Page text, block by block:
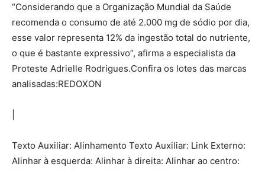
“Considerando que a Organização Mundial da Saúde
recomenda o consumo de até 2.000 mg de sódio por dia,
esse valor representa 12% da ingestão total do nutriente,
o que é bastante expressivo”, afirma a especialista da
Proteste Adrielle Rodrigues.Confira os lotes das marcas
analisadas:REDOXON
Texto Auxiliar: Alinhamento Texto Auxiliar: Link Externo:
Alinhar à esquerda: Alinhar à direita: Alinhar ao centro: